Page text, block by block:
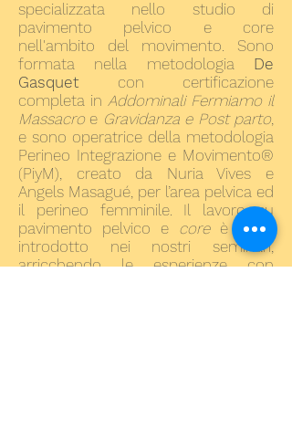
specializzata nello studio di
pavimento pelvico e core
nell'ambito del movimento. Sono
formata nella metodologia De
Gasquet con certificazione
completa in Addominali Fermiamo il
Massacroe Gravidanza e Post parto,
e sono operatrice della metodologia
Perineo Integrazione e Movimento®
(PiyM), creato da Nuria Vives e
Angels Masagué, per l’area pelvica ed
il perineo femminile. Il lavoro su
pavimento pelvico e coreè stato
introdotto nei nostri seminari,
arricchendo le esperienze con